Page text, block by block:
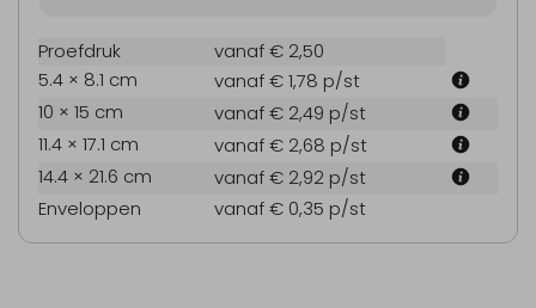
Proefdruk
vanaf € 2,50
5.4 × 8.1 cm
vanaf € 1,78 p/st
10 × 15 cm
vanaf € 2,49 p/st
11.4 × 17.1 cm
vanaf € 2,68 p/st
14.4 × 21.6 cm
vanaf € 2,92 p/st
Enveloppen
vanaf € 0,35 p/st